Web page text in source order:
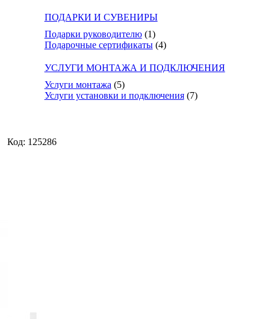
ПОДАРКИ И СУВЕНИРЫ
Подарки руководителю (1)
Подарочные сертификаты (4)
УСЛУГИ МОНТАЖА И ПОДКЛЮЧЕНИЯ
Услуги монтажа (5)
Услуги установки и подключения (7)
Код: 125286